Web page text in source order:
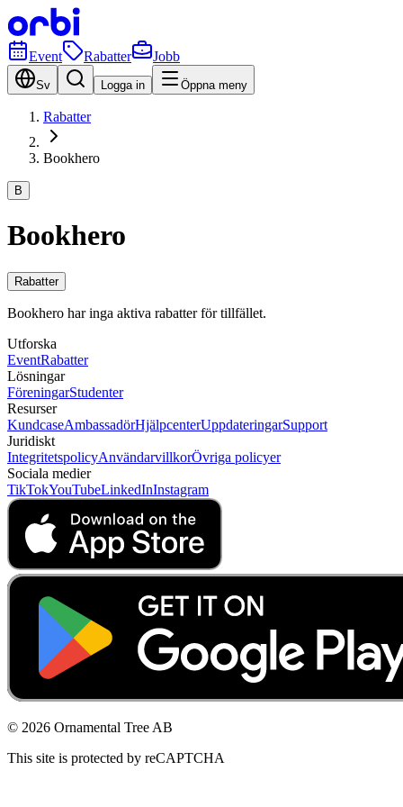
Event Rabatter Jobb
Sv Logga in Öppna meny
Rabatter
Bookhero
B
Bookhero
Rabatter
Bookhero har inga aktiva rabatter för tillfället.
Utforska
EventRabatter
Lösningar
FöreningarStudenter
Resurser
KundcaseAmbassadörHjälpcenterUppdateringarSupport
Juridiskt
IntegritetspolicyAnvändarvillkorÖvriga policyer
Sociala medier
TikTokYouTubeLinkedInInstagram
© 2026 Ornamental Tree AB
This site is protected by reCAPTCHA